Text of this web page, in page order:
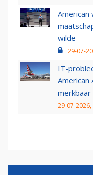
American
wilde
29-07-
IT-
American
merkbaar
29-07-2026,